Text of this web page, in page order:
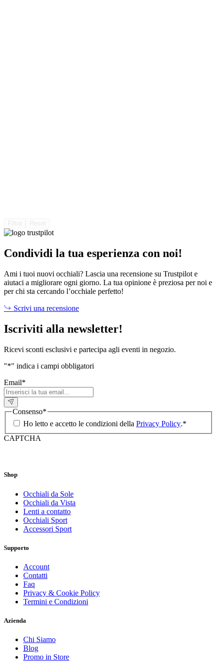
Condividi la tua esperienza con noi!
Ami i tuoi nuovi occhiali? Lascia una recensione su Trustpilot e
aiutaci a migliorare ogni giorno. La tua opinione è preziosa per noi e
per chi sta cercando l’occhiale perfetto!
Scrivi una recensione
Iscriviti alla newsletter!
Ricevi sconti esclusivi e partecipa agli eventi in negozio.
"*" indica i campi obbligatori
Email*
Consenso*
Ho letto e accetto le condizioni della Privacy Policy.*
CAPTCHA
Shop
Occhiali da Sole
Occhiali da Vista
Lenti a contatto
Occhiali Sport
Accessori Sport
Supporto
Account
Contatti
Faq
Privacy & Cookie Policy
Termini e Condizioni
Azienda
Chi Siamo
Blog
Promo in Store